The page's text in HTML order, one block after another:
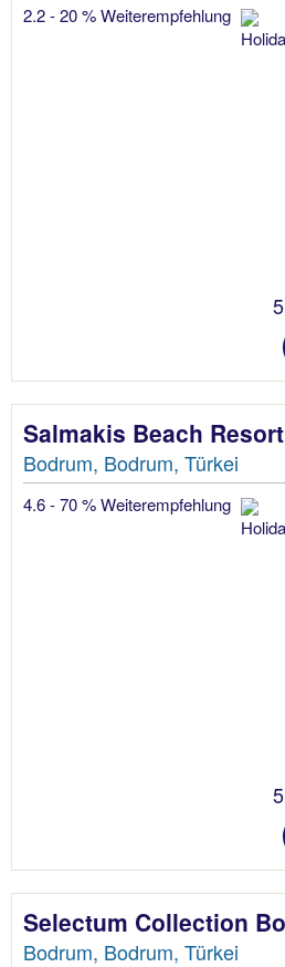
2.2 - 20 % Weiterempfehlung
Salmakis Beach
Bodrum, Bodrum, Türkei
4.6 - 70 % Weiterempfehlung
Selectum Collection
Bodrum, Bodrum, Türkei